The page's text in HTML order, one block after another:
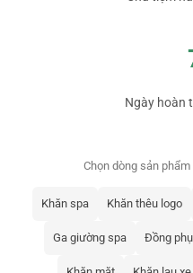
Ngày hoàn
Chọn dòng sản
Khăn spa Khăn thêu logo
Ga giường spa Đồng